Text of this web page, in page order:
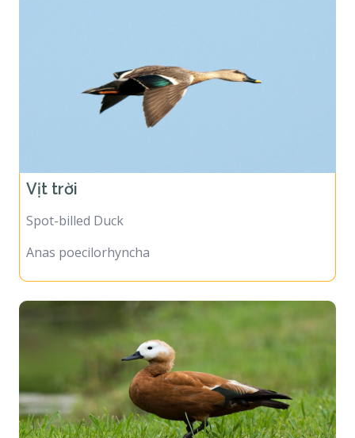
Vịt trời
Spot-billed Duck
Anas poecilorhyncha